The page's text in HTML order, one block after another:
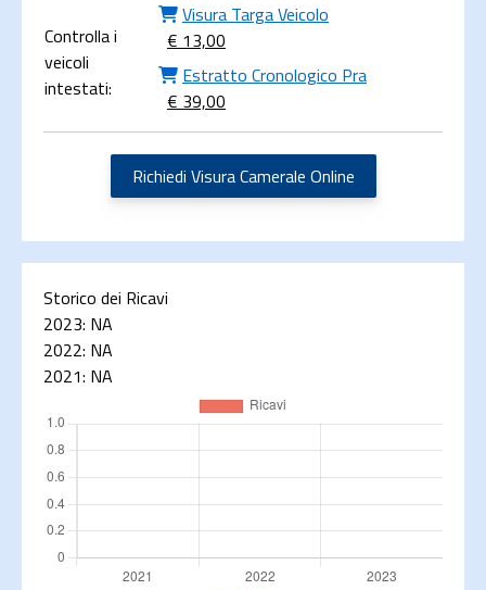
Controlla i
veicoli
intestati:
Visura Targa Veicolo
€ 13,00
Estratto Cronologico Pra
€ 39,00
Richiedi Visura Camerale Online
Storico dei Ricavi
2023: NA
2022: NA
2021: NA